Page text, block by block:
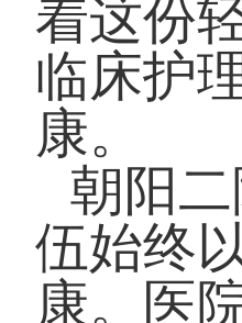
着这份
临床护
康。
朝阳
伍始终
康。医